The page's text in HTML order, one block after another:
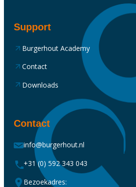
Support
Burgerhout Academy
Contact
Downloads
Contact
info@burgerhout.nl
+31 (0) 592 343 043
Bezoekadres: